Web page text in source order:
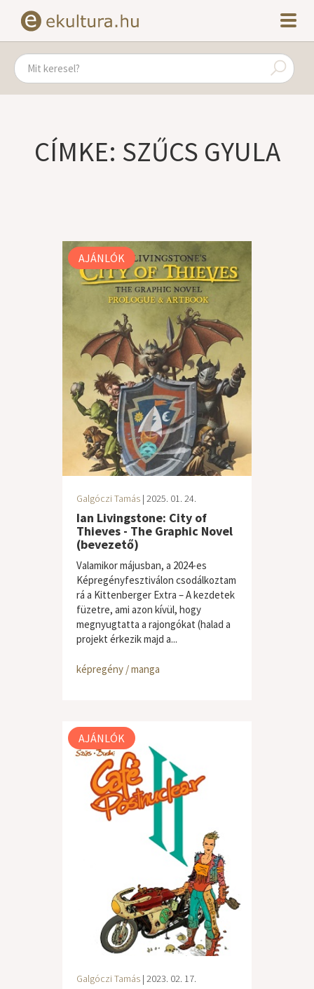
CÍMKE: SZŰCS GYULA
AJÁNLÓK
Galgóczi Tamás | 2025. 01. 24.
Ian Livingstone: City of
Thieves - The Graphic Novel
(bevezető)
Valamikor májusban, a 2024-es
Képregényfesztiválon csodálkoztam
rá a Kittenberger Extra – A kezdetek
füzetre, ami azon kívül, hogy
megnyugtatta a rajongókat (halad a
projekt érkezik majd a...
képregény / manga
AJÁNLÓK
Galgóczi Tamás | 2023. 02. 17.